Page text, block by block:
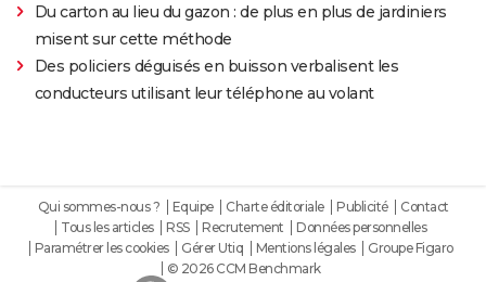
Du carton au lieu du gazon : de plus en plus de jardiniers
misent sur cette méthode
Des policiers déguisés en buisson verbalisent les
conducteurs utilisant leur téléphone au volant
Qui sommes-nous ? Equipe Charte éditoriale Publicité
Contact
Tous les articles
RSS Recrutement
Données personnelles
Paramétrer les cookies
Gérer Utiq Mentions légales
Groupe Figaro
© 2026 CCM Benchmark